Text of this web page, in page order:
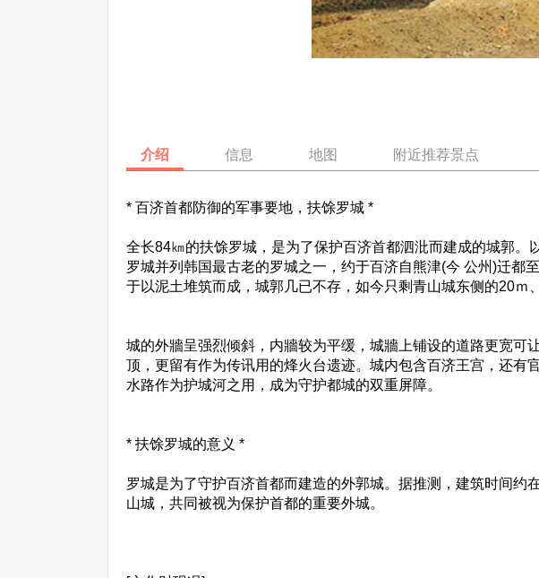
介绍 信息 地图 附近推荐景点
* 百济首都防御的军事要地，扶馀罗城 *
全长84㎞的扶馀罗城，是为了保护百济首都泗沘而建成的城郭
罗城并列韩国最古老的罗城之一，约于百济自熊津(今 公州)迁都
于以泥土堆筑而成，城郭几已不存，如今只剩青山城东侧的20ｍ
城的外牆呈强烈倾斜，内牆较为平缓，城牆上铺设的道路更宽
顶，更留有作为传讯用的烽火台遗迹。城内包含百济王宫，还
水路作为护城河之用，成为守护都城的双重屏障。
* 扶馀罗城的意义 *
罗城是为了守护百济首都而建造的外郭城。据推测，建筑时间
山城，共同被视为保护首都的重要外城。